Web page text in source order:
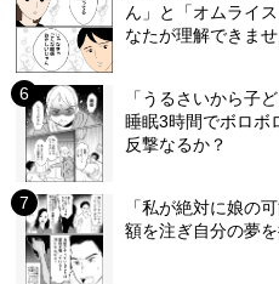
ん」と「オムライ
なたが理解できませ
「うるさいから子
睡眠3時間でボロ
反撃なるか？
「私が絶対に娘の
額を注ぎ自分の夢